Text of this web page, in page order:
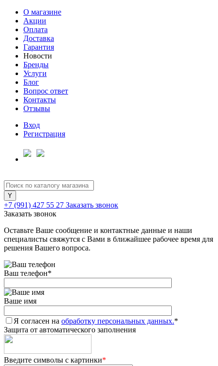
О магазине
Акции
Оплата
Доставка
Гарантия
Новости
Бренды
Услуги
Блог
Вопрос ответ
Контакты
Отзывы
Вход
Регистрация
+7 (991) 427 55 27 Заказать звонок
Заказать звонок
Оставьте Ваше сообщение и контактные данные и наши
специалисты свяжутся с Вами в ближайшее рабочее время для
решения Вашего вопроса.
Ваш телефон*
Ваше имя
Я согласен на обработку персональных данных.*
Защита от автоматического заполнения
Введите символы с картинки*